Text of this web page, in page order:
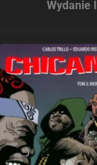
Wydanie I